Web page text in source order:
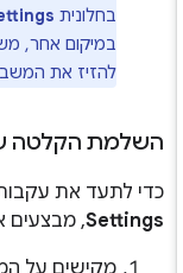
בחלונית
במיקום אחר,
להזיז את
השלמת הקלטה
כדי לתעד את
Settings, מבצעים